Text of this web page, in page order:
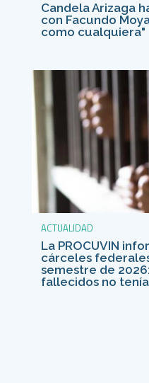
Candela Arizaga
con Facundo
como cualquiera"
ACTUALIDAD
La PROCUVIN
cárceles
semestre de
fallecidos no